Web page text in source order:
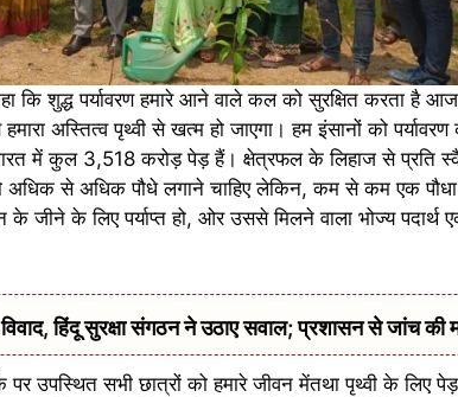
कि शुद्ध पर्यावरण हमारे आने वाले कल को सुरक्षित करता है
अस्तित्व पृथ्वी से खत्म हो जाएगा। हम इंसानों को
भारत में कुल 3,518 करोड़ पेड़ हैं। क्षेत्रफल के लिहाज से प्रति
से अधिक पौधे लगाने चाहिए लेकिन, कम से कम एक पौधा
जीने के लिए पर्याप्त हो, ओर उससे मिलने वाला भोज्य पदार्थ
हिंदू सुरक्षा संगठन ने उठाए सवाल; प्रशासन से जांच की
उपस्थित सभी छात्रों को हमारे जीवन मेंतथा पृथ्वी के लिए